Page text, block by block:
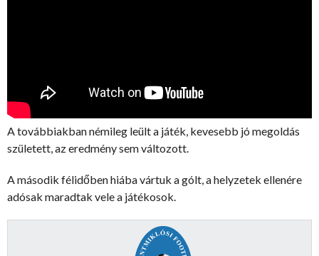
A továbbiakban némileg leült a játék, kevesebb jó megoldás
született, az eredmény sem változott.
A második félidőben hiába vártuk a gólt, a helyzetek ellenére
adósak maradtak vele a játékosok.